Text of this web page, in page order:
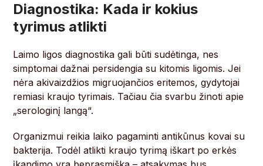
Diagnostika: Kada ir kokius
tyrimus atlikti
Laimo ligos diagnostika gali būti sudėtinga, nes
simptomai dažnai persidengia su kitomis ligomis. Jei
nėra akivaizdžios migruojančios eritemos, gydytojai
remiasi kraujo tyrimais. Tačiau čia svarbu žinoti apie
„serologinį langą“.
Organizmui reikia laiko pagaminti antikūnus kovai su
bakterija. Todėl atlikti kraujo tyrimą iškart po erkės